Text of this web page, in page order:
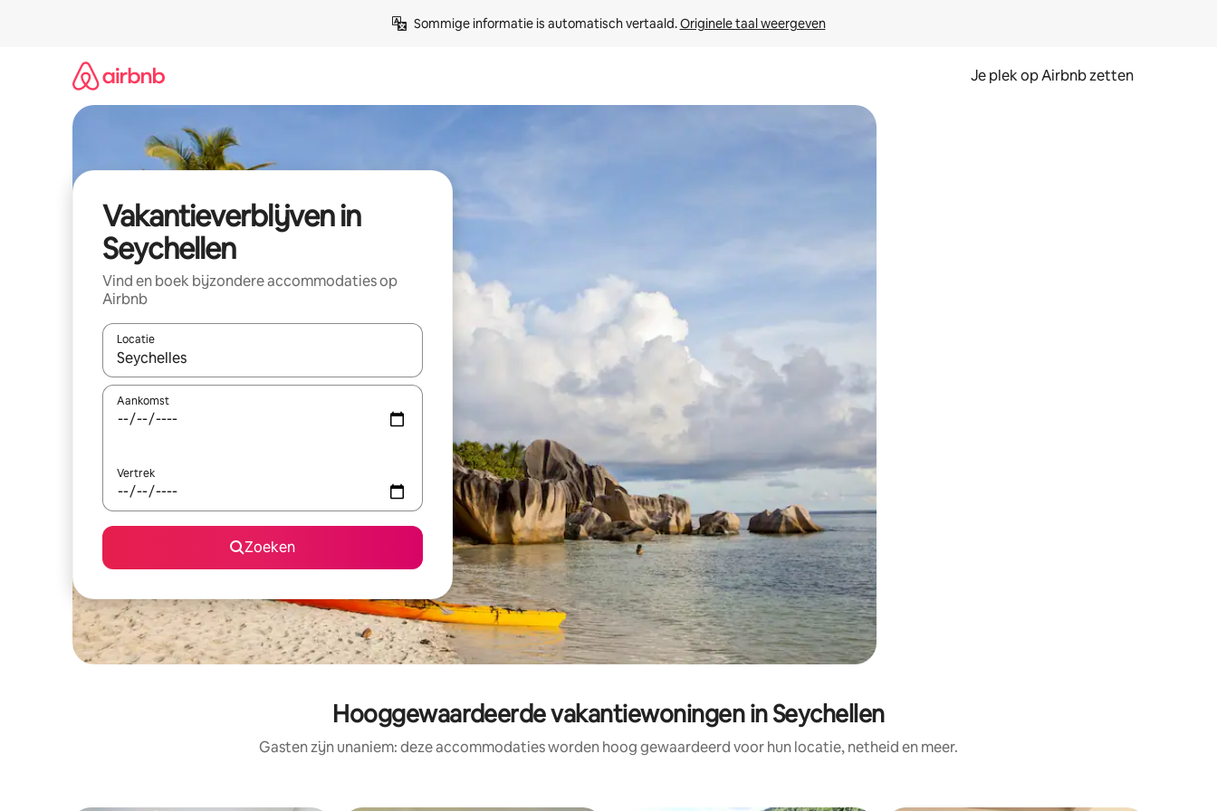
Sommige informatie is automatisch vertaald. Originele taal weergeven
Je plek op Airbnb zetten
Vakantieverblijven in
Seychellen
Vind en boek bijzondere accommodaties op
Airbnb
Locatie
Wanneer er resultaten beschikbaar zijn, maak je een keuze met je de pijltjestoetsen omhoog en omlaag, óf door te tikken of swipen.
Aankomst
Vertrek
Zoeken
Hooggewaardeerde vakantiewoningen in Seychellen
Gasten zijn unaniem: deze accommodaties worden hoog gewaardeerd voor hun locatie, netheid en meer.